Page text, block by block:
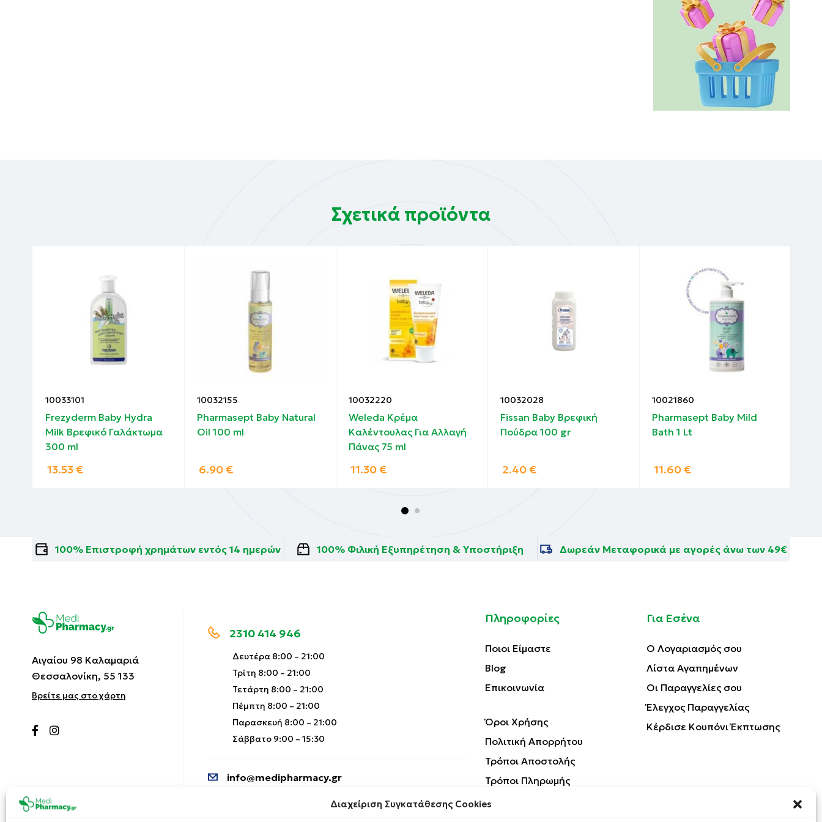
Διαχείριση Συγκατάθεσης Cookies
Σχετικά προϊόντα
10033101
Frezyderm Baby Hydra
Milk Βρεφικό Γαλάκτωμα
300 ml
13.53 €
10032155
Pharmasept Baby Natural
Oil 100 ml
6.90 €
10032220
Weleda Κρέμα
Καλέντουλας Για Αλλαγή
Πάνας 75 ml
11.30 €
10032028
Fissan Baby Βρεφική
Πούδρα 100 gr
2.40 €
10021860
Pharmasept Baby Mild
Bath 1 Lt
11.60 €
100% Επιστροφή χρημάτων εντός 14 ημερών 100% Φιλική Εξυπηρέτηση & Υποστήριξη Δωρεάν Μεταφορικά με αγορές άνω των 49€
Αιγαίου 98 Καλαμαριά
Θεσσαλονίκη, 55 133
Βρείτε μας στο χάρτη
2310 414 946
Δευτέρα 8:00 – 21:00
Τρίτη 8:00 – 21:00
Τετάρτη 8:00 – 21:00
Πέμπτη 8:00 – 21:00
Παρασκευή 8:00 – 21:00
Σάββατο 9:00 – 15:30
info@medipharmacy.gr
Πληροφορίες
Ποιοι Είμαστε
Blog
Επικοινωνία
Όροι Χρήσης
Πολιτική Απορρήτου
Τρόποι Αποστολής
Τρόποι Πληρωμής
Επιστροφές Προϊόντων
Για Εσένα
Ο Λογαριασμός σου
Λίστα Αγαπημένων
Οι Παραγγελίες σου
Έλεγχος Παραγγελίας
Κέρδισε Κουπόνι Έκπτωσης